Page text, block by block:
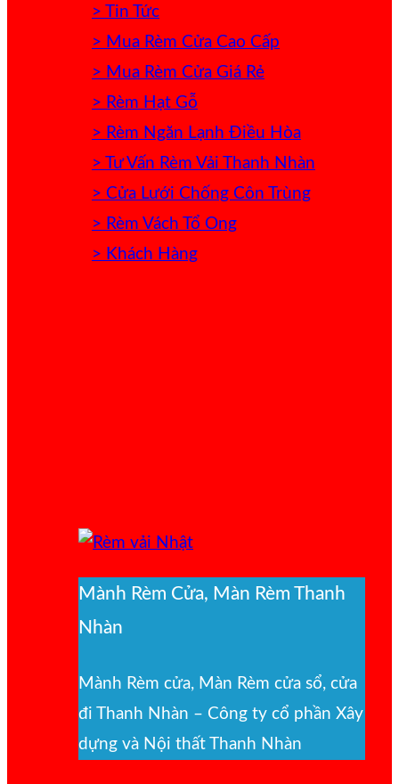
> Tin Tức
> Mua Rèm Cửa Cao Cấp
> Mua Rèm Cửa Giá Rẻ
> Rèm Hạt Gỗ
> Rèm Ngăn Lạnh Điều Hòa
> Tư Vấn Rèm Vải Thanh Nhàn
> Cửa Lưới Chống Côn Trùng
> Rèm Vách Tổ Ong
> Khách Hàng
Mành Rèm Cửa, Màn Rèm Thanh
Nhàn
Mành Rèm cửa, Màn Rèm cửa sổ, cửa
đi Thanh Nhàn – Công ty cổ phần Xây
dựng và Nội thất Thanh Nhàn